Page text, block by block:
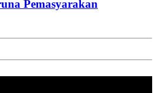
Pemasyarakan